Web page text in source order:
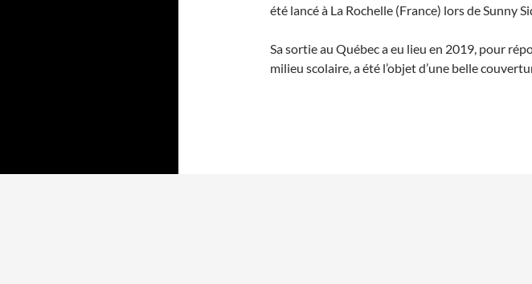
été lancé à La Rochelle (France) lors de Sunny
Sa sortie au Québec a eu lieu en 2019, pour
milieu scolaire, a été l’objet d’une belle